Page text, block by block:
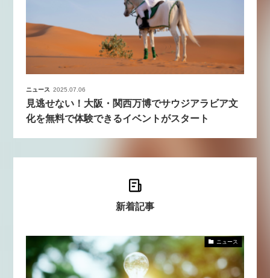
ニュース 2025.07.06
見逃せない！大阪・関西万博でサウジアラビア文
化を無料で体験できるイベントがスタート
新着記事
ニュース